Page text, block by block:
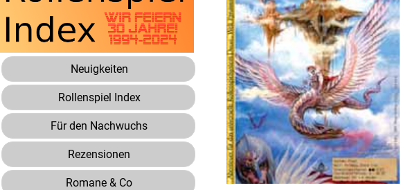
Neuigkeiten
Rollenspiel Index
Für den Nachwuchs
Rezensionen
Romane & Co